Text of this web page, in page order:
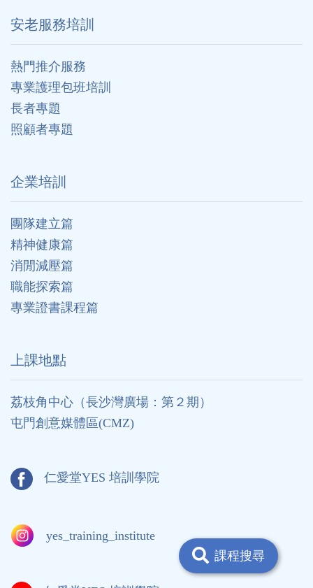
課程搜尋
安老服務培訓
熱門推介服務
專業護理包班培訓
長者專題
照顧者專題
企業培訓
團隊建立篇
精神健康篇
消閒減壓篇
職能探索篇
專業證書課程篇
上課地點
荔枝角中心（長沙灣廣場：第２期）
屯門創意媒體區(CMZ)
仁愛堂YES 培訓學院
yes_training_institute